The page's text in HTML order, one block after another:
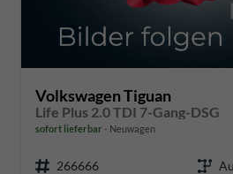
Volkswagen Tiguan
Life Plus 2.0 TDI 7-Gang-DSG
sofort lieferbar Neuwagen
266666